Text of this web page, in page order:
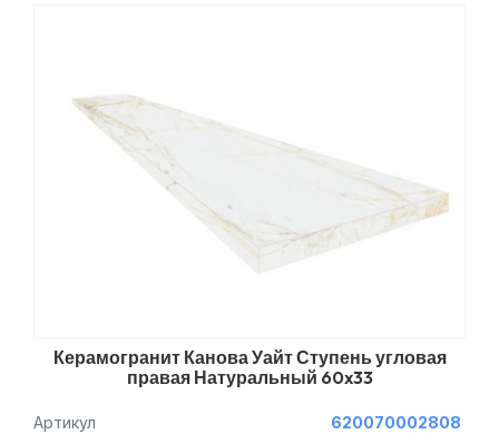
Керамогранит Канова Уайт Ступень угловая
правая Натуральный 60x33
Артикул
620070002808